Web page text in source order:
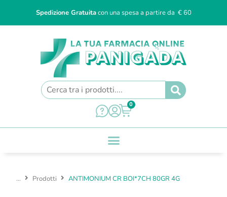
Spedizione Gratuitacon una spesa a partire da € 60
0
... Prodotti ANTIMONIUM CR BOI*7CH 80GR 4G